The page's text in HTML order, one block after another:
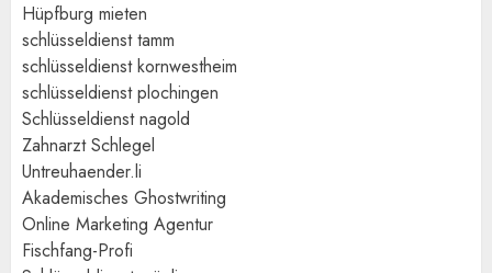
Hüpfburg mieten
schlüsseldienst tamm
schlüsseldienst kornwestheim
schlüsseldienst plochingen
Schlüsseldienst nagold
Zahnarzt Schlegel
Untreuhaender.li
Akademisches Ghostwriting
Online Marketing Agentur
Fischfang-Profi